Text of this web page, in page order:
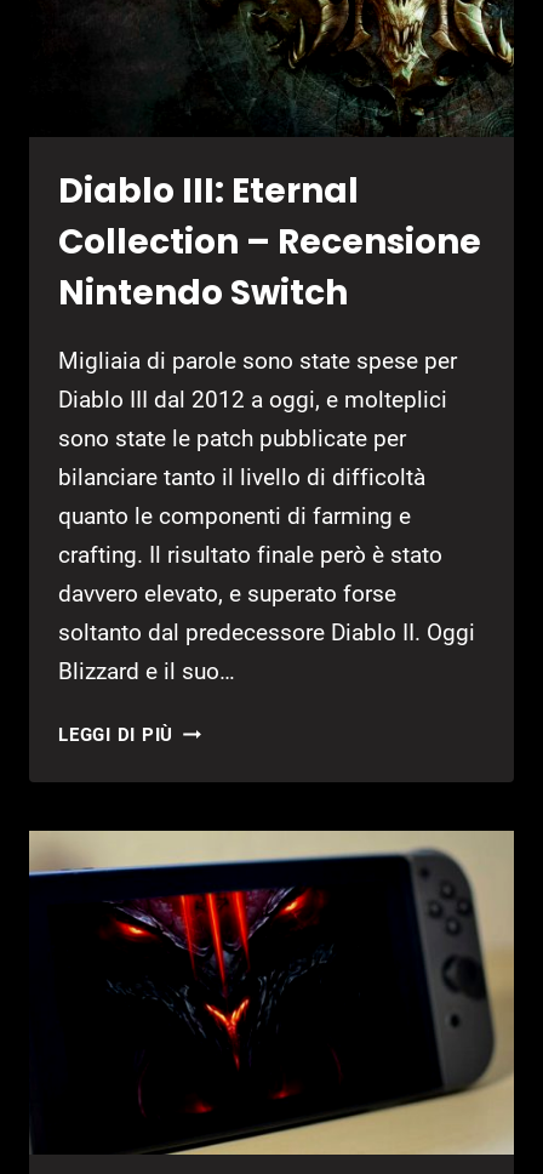
Diablo III: Eternal
Collection – Recensione
Nintendo Switch
Migliaia di parole sono state spese per
Diablo III dal 2012 a oggi, e molteplici
sono state le patch pubblicate per
bilanciare tanto il livello di difficoltà
quanto le componenti di farming e
crafting. Il risultato finale però è stato
davvero elevato, e superato forse
soltanto dal predecessore Diablo II. Oggi
Blizzard e il suo…
LEGGI DI PIÙ DIABLO
NINTENDO
SWITCH